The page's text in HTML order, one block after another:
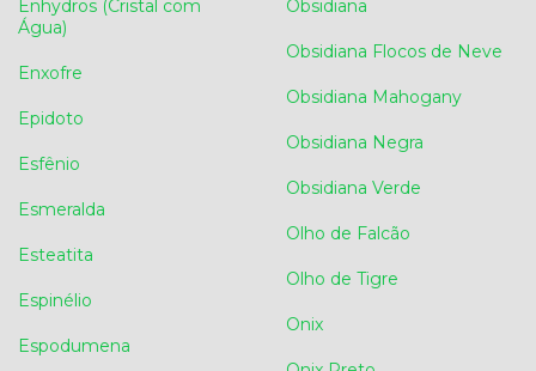
Enhydros (Cristal com
Água)
Enxofre
Epidoto
Esfênio
Esmeralda
Esteatita
Espinélio
Espodumena
Obsidiana
Obsidiana Flocos de Neve
Obsidiana Mahogany
Obsidiana Negra
Obsidiana Verde
Olho de Falcão
Olho de Tigre
Onix